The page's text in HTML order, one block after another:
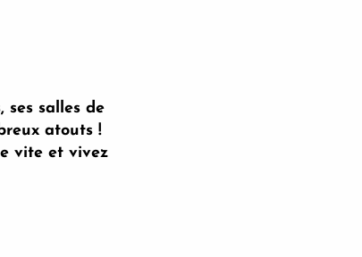
ses salles de
atouts !
vite et vivez